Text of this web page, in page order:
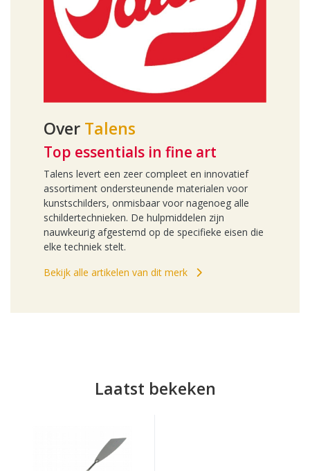
Over Talens
Top essentials in fine art
Talens levert een zeer compleet en innovatief
assortiment ondersteunende materialen voor
kunstschilders, onmisbaar voor nagenoeg alle
schildertechnieken. De hulpmiddelen zijn
nauwkeurig afgestemd op de specifieke eisen die
elke techniek stelt.
Bekijk alle artikelen van dit merk
Laatst bekeken